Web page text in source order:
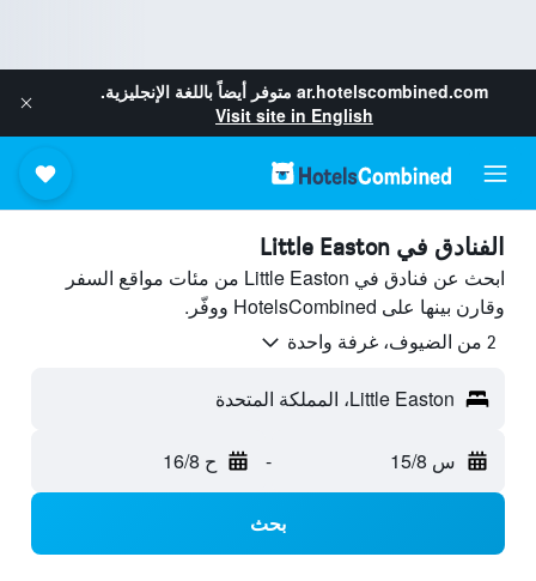
ar.hotelscombined.com متوفر أيضاً باللغة الإنجليزية.
Visit site in English
الفنادق في Little Easton
ابحث عن فنادق في Little Easton من مئات مواقع السفر
وقارن بينها على HotelsCombined ووفّر.
2 من الضيوف، غرفة واحدة
Little Easton، المملكة المتحدة
س 15/8 - ح 16/8
بحث